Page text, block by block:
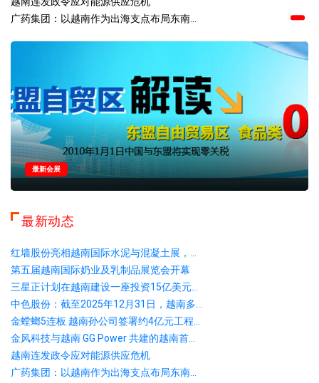
广药集团：以越南作为出海支点布局东南...
最新会展
最新动态
红墙股份亮相越南国际水泥与混凝土展，...
第五届越南国际奶业及乳制品展览会开幕
三星正计划在越南建设一座投资15亿美元...
中色股份：截至2025年12月31日，越南多...
金螳螂5连板 越南孙公司签署约4亿元工程...
金风科技与越南 GG Power 共建的越南首...
越南连发政令应对能源供应危机
广药集团：以越南作为出海支点布局东南...